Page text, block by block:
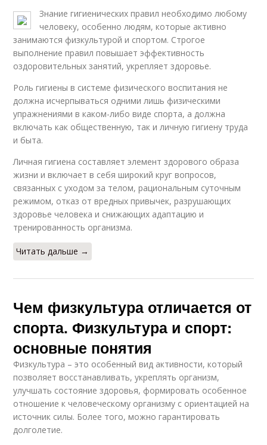
Знание гигиенических правил необходимо любому
человеку, особенно людям, которые активно
занимаются физкультурой и спортом. Строгое
выполнение правил повышает эффективность
оздоровительных занятий, укрепляет здоровье.
Роль гигиены в системе физического воспитания не
должна исчерпываться одними лишь физическими
упражнениями в каком-либо виде спорта, а должна
включать как общественную, так и личную гигиену труда
и быта.
Личная гигиена составляет элемент здорового образа
жизни и включает в себя широкий круг вопросов,
связанных с уходом за телом, рациональным суточным
режимом, отказ от вредных привычек, разрушающих
здоровье человека и снижающих адаптацию и
тренированность организма.
Читать дальше →
Чем физкультура отличается от
спорта. Физкультура и спорт:
основные понятия
Физкультура – это особенный вид активности, который
позволяет восстанавливать, укреплять организм,
улучшать состояние здоровья, формировать особенное
отношение к человеческому организму с ориентацией на
источник силы. Более того, можно гарантировать
долголетие.